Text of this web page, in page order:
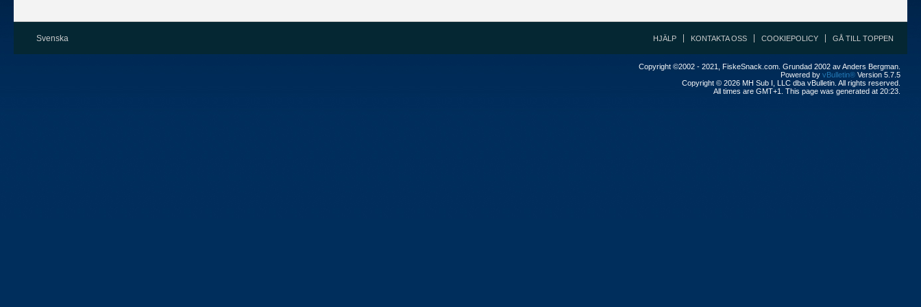
Svenska HJÄLP KONTAKTA OSS COOKIEPOLICY GÅ TILL TOPPEN
Copyright ©2002 - 2021, FiskeSnack.com. Grundad 2002 av Anders Bergman.
Powered by vBulletin® Version 5.7.5
Copyright © 2026 MH Sub I, LLC dba vBulletin. All rights reserved.
All times are GMT+1. This page was generated at 20:23.